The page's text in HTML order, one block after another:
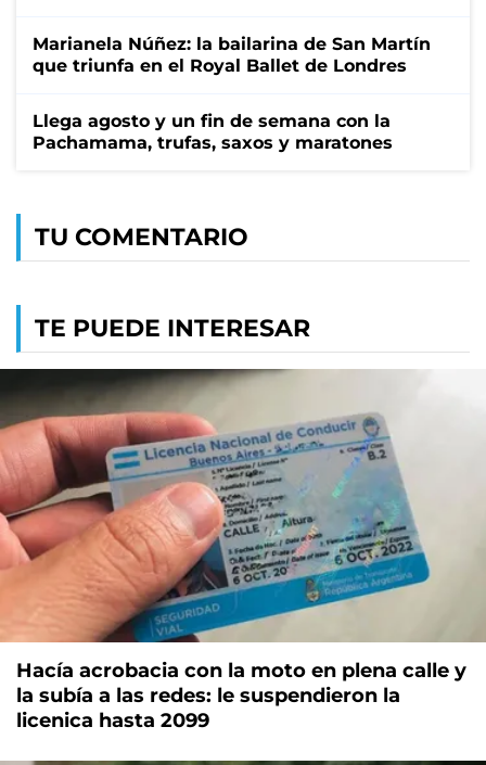
Marianela Núñez: la bailarina de San Martín
que triunfa en el Royal Ballet de Londres
Llega agosto y un fin de semana con la
Pachamama, trufas, saxos y maratones
TU COMENTARIO
TE PUEDE INTERESAR
Hacía acrobacia con la moto en plena calle y
la subía a las redes: le suspendieron la
licenica hasta 2099